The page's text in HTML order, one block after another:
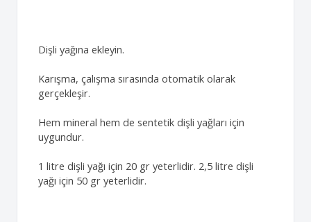
Dişli yağına ekleyin.
Karışma, çalışma sırasında otomatik olarak
gerçekleşir.
Hem mineral hem de sentetik dişli yağları için
uygundur.
1 litre dişli yağı için 20 gr yeterlidir. 2,5 litre dişli
yağı için 50 gr yeterlidir.